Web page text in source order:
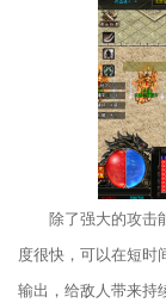
除了强大的攻击
度很快，可以在短时
输出，给敌人带来持